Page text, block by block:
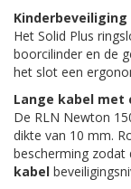
Kinderbeveiliging
Het Solid Plus
boorcilinder en de
het slot een
Lange kabel met
De RLN Newton
dikte van 10 mm.
bescherming zodat
kabel